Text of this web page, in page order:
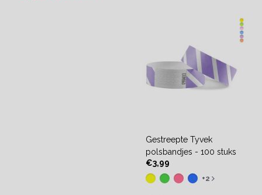
Gestreepte Tyvek
polsbandjes - 100 stuks
€3,99
+2